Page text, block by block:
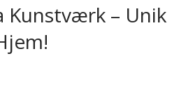
Kunstværk – Unik